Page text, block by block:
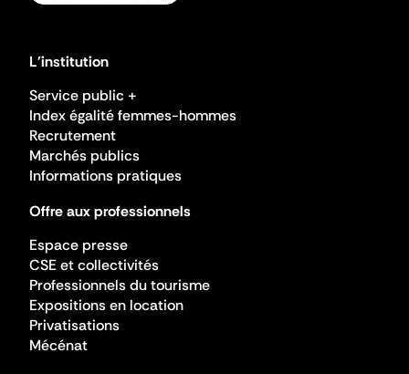
L'institution
Service public +
Index égalité femmes-hommes
Recrutement
Marchés publics
Informations pratiques
Offre aux professionnels
Espace presse
CSE et collectivités
Professionnels du tourisme
Expositions en location
Privatisations
Mécénat